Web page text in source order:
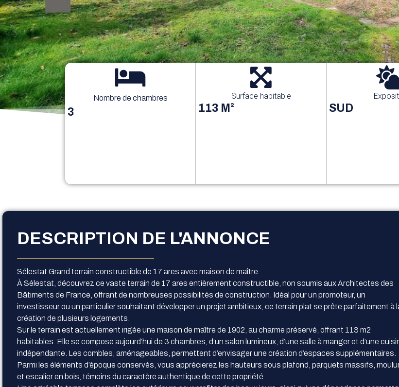
Nombre de chambres
3
Surface habitable
113 M² SUD
DESCRIPTION DE L'ANNONCE
Sélestat Grand terrain constructible de 17 ares avec maison de maître
À Sélestat, découvrez ce vaste terrain de 17 ares entièrement constructible, non soumis aux Architectes des
Bâtiments de France, offrant de nombreuses possibilités de construction. Idéal pour un promoteur, un
investisseur ou un particulier souhaitant développer un projet ambitieux, ce terrain plat se prête parfaitement à
création de plusieurs logements.
Sur le terrain est actuellement irigée une maison de maître de 1902, au charme préservé, offrant 113 m2
habitables. Elle se compose aujourd’hui de 3 chambres, d’un salon lumineux, d’une salle à manger et d’une
indépendante. Les combles, aménageables, permettent d’envisager une création d’espaces supplémentaires.
Parmi les éléments d’époque conservés, vous apprécierez les hauteurs sous plafond, parquets massifs,
et escalier en bois, témoins du caractère authentique de cette propriété.